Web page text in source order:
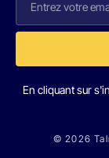
En cliquant sur
© 2026